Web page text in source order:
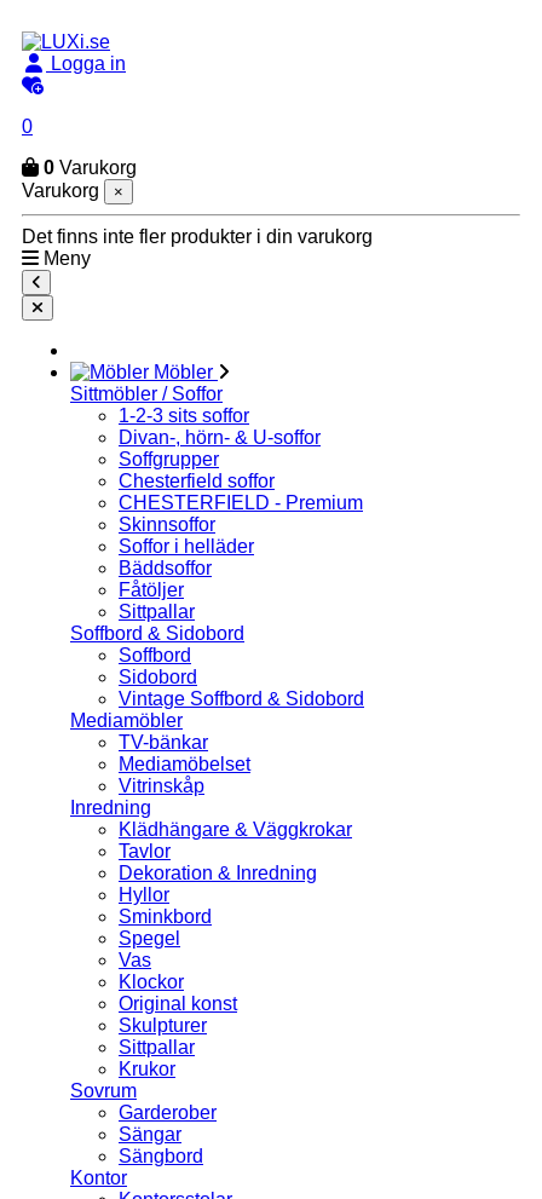
Logga in
0
0 Varukorg
Varukorg
×
Det finns inte fler produkter i din varukorg
Meny
Möbler
Sittmöbler / Soffor
1-2-3 sits soffor
Divan-, hörn- & U-soffor
Soffgrupper
Chesterfield soffor
CHESTERFIELD - Premium
Skinnsoffor
Soffor i helläder
Bäddsoffor
Fåtöljer
Sittpallar
Soffbord & Sidobord
Soffbord
Sidobord
Vintage Soffbord & Sidobord
Mediamöbler
TV-bänkar
Mediamöbelset
Vitrinskåp
Inredning
Klädhängare & Väggkrokar
Tavlor
Dekoration & Inredning
Hyllor
Sminkbord
Spegel
Vas
Klockor
Original konst
Skulpturer
Sittpallar
Krukor
Sovrum
Garderober
Sängar
Sängbord
Kontor